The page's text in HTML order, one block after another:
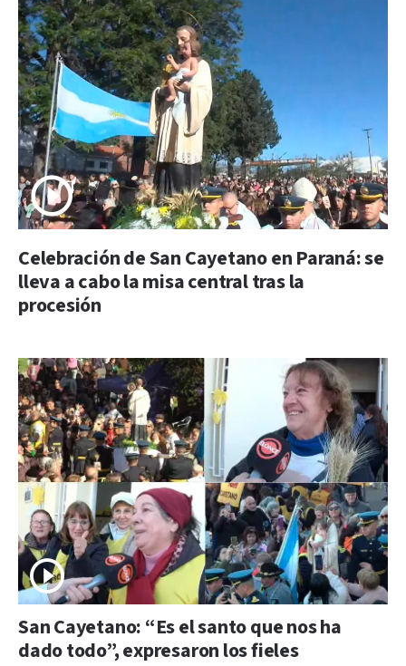
Celebración de San Cayetano en Paraná: se
lleva a cabo la misa central tras la
procesión
San Cayetano: “Es el santo que nos ha
dado todo”, expresaron los fieles